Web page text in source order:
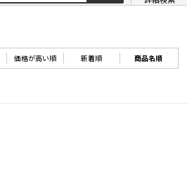
価格が高い順 新着順 商品名順